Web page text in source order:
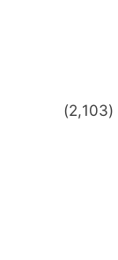
(2,103)